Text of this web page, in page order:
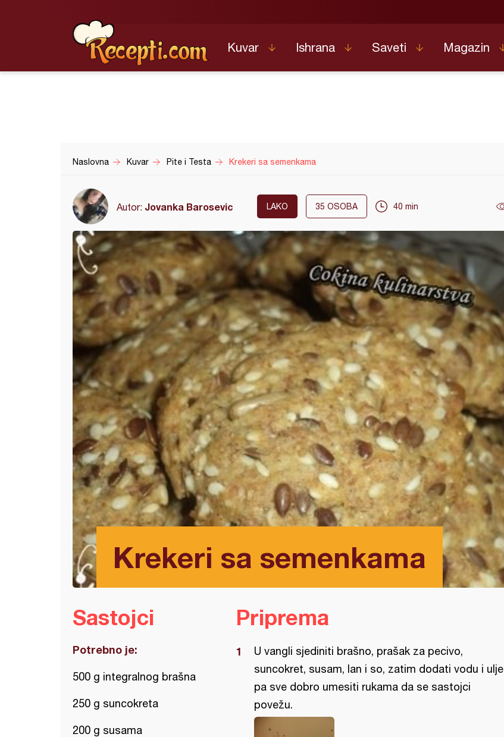
Kuvar Ishrana Saveti Magazin
Naslovna Kuvar Pite i Testa Krekeri sa semenkama
Autor: Jovanka Barosevic LAKO 35 OSOBA 40 min
Krekeri sa semenkama
Sastojci
Potrebno je:
500 g integralnog brašna
250 g suncokreta
200 g susama
Priprema
U vangli sjediniti brašno, prašak za pecivo,
suncokret, susam, lan i so, zatim dodati vodu i ulje
pa sve dobro umesiti rukama da se sastojci
povežu.